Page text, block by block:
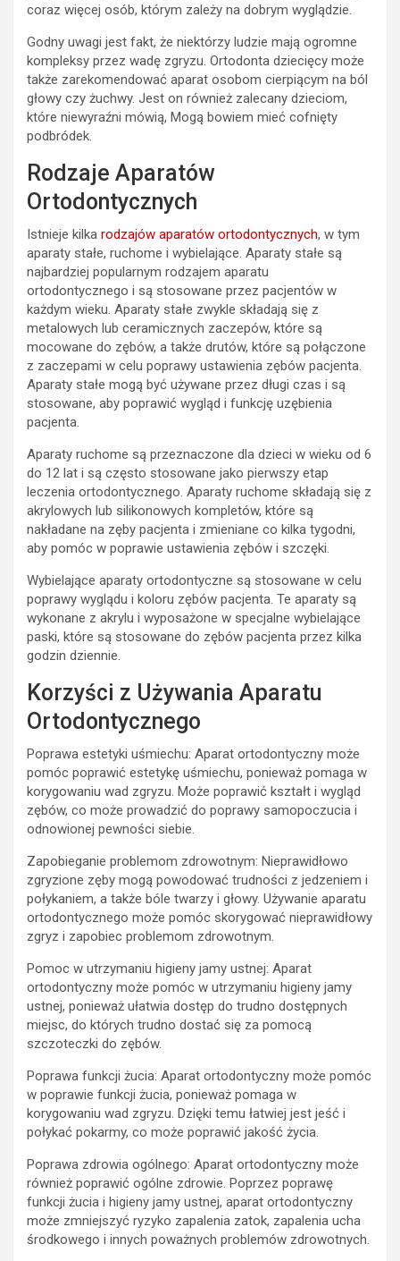
coraz więcej osób, którym zależy na dobrym wyglądzie.
Godny uwagi jest fakt, że niektórzy ludzie mają ogromne
kompleksy przez wadę zgryzu. Ortodonta dziecięcy może
także zarekomendować aparat osobom cierpiącym na ból
głowy czy żuchwy. Jest on również zalecany dzieciom,
które niewyraźni mówią, Mogą bowiem mieć cofnięty
podbródek.
Rodzaje Aparatów
Ortodontycznych
Istnieje kilka rodzajów aparatów ortodontycznych, w tym
aparaty stałe, ruchome i wybielające. Aparaty stałe są
najbardziej popularnym rodzajem aparatu
ortodontycznego i są stosowane przez pacjentów w
każdym wieku. Aparaty stałe zwykle składają się z
metalowych lub ceramicznych zaczepów, które są
mocowane do zębów, a także drutów, które są połączone
z zaczepami w celu poprawy ustawienia zębów pacjenta.
Aparaty stałe mogą być używane przez długi czas i są
stosowane, aby poprawić wygląd i funkcję uzębienia
pacjenta.
Aparaty ruchome są przeznaczone dla dzieci w wieku od 6
do 12 lat i są często stosowane jako pierwszy etap
leczenia ortodontycznego. Aparaty ruchome składają się z
akrylowych lub silikonowych kompletów, które są
nakładane na zęby pacjenta i zmieniane co kilka tygodni,
aby pomóc w poprawie ustawienia zębów i szczęki.
Wybielające aparaty ortodontyczne są stosowane w celu
poprawy wyglądu i koloru zębów pacjenta. Te aparaty są
wykonane z akrylu i wyposażone w specjalne wybielające
paski, które są stosowane do zębów pacjenta przez kilka
godzin dziennie.
Korzyści z Używania Aparatu
Ortodontycznego
Poprawa estetyki uśmiechu: Aparat ortodontyczny może
pomóc poprawić estetykę uśmiechu, ponieważ pomaga w
korygowaniu wad zgryzu. Może poprawić kształt i wygląd
zębów, co może prowadzić do poprawy samopoczucia i
odnowionej pewności siebie.
Zapobieganie problemom zdrowotnym: Nieprawidłowo
zgryzione zęby mogą powodować trudności z jedzeniem i
połykaniem, a także bóle twarzy i głowy. Używanie aparatu
ortodontycznego może pomóc skorygować nieprawidłowy
zgryz i zapobiec problemom zdrowotnym.
Pomoc w utrzymaniu higieny jamy ustnej: Aparat
ortodontyczny może pomóc w utrzymaniu higieny jamy
ustnej, ponieważ ułatwia dostęp do trudno dostępnych
miejsc, do których trudno dostać się za pomocą
szczoteczki do zębów.
Poprawa funkcji żucia: Aparat ortodontyczny może pomóc
w poprawie funkcji żucia, ponieważ pomaga w
korygowaniu wad zgryzu. Dzięki temu łatwiej jest jeść i
połykać pokarmy, co może poprawić jakość życia.
Poprawa zdrowia ogólnego: Aparat ortodontyczny może
również poprawić ogólne zdrowie. Poprzez poprawę
funkcji żucia i higieny jamy ustnej, aparat ortodontyczny
może zmniejszyć ryzyko zapalenia zatok, zapalenia ucha
środkowego i innych poważnych problemów zdrowotnych.